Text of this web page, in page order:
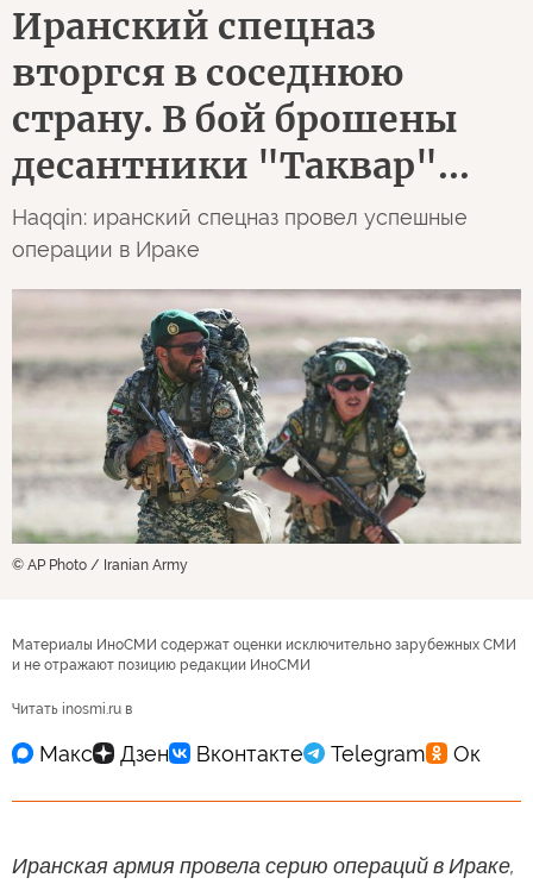
Иранский спецназ
вторгся в соседнюю
страну. В бой брошены
десантники "Таквар"...
Haqqin: иранский спецназ провел успешные
операции в Ираке
© AP Photo / Iranian Army
Материалы ИноСМИ содержат оценки исключительно зарубежных СМИ
и не отражают позицию редакции ИноСМИ
Читать inosmi.ru в
Иранская армия провела серию операций в Ираке,